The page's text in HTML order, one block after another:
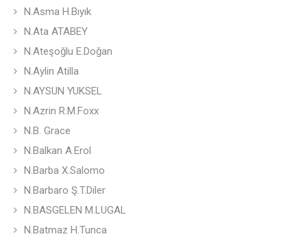
N.Asma H.Bıyık
N.Ata ATABEY
N.Ateşoğlu E.Doğan
N.Aylin Atilla
N.AYSUN YUKSEL
N.Azrin R.M.Foxx
N.B. Grace
N.Balkan A.Erol
N.Barba X.Salomo
N.Barbaro Ş.T.Diler
N.BASGELEN M.LUGAL
N.Batmaz H.Tunca